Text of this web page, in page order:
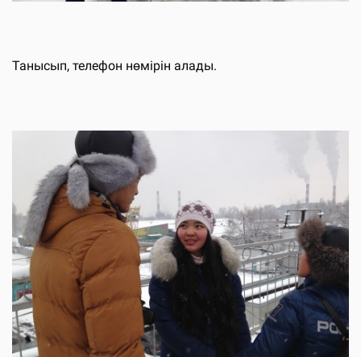
Танысып, телефон нөмірін алады.